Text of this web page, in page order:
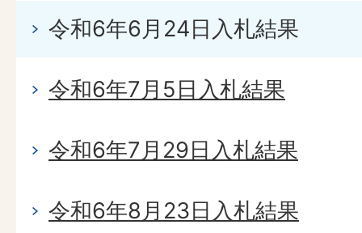
令和6年6月24日入札結果
令和6年7月5日入札結果
令和6年7月29日入札結果
令和6年8月23日入札結果